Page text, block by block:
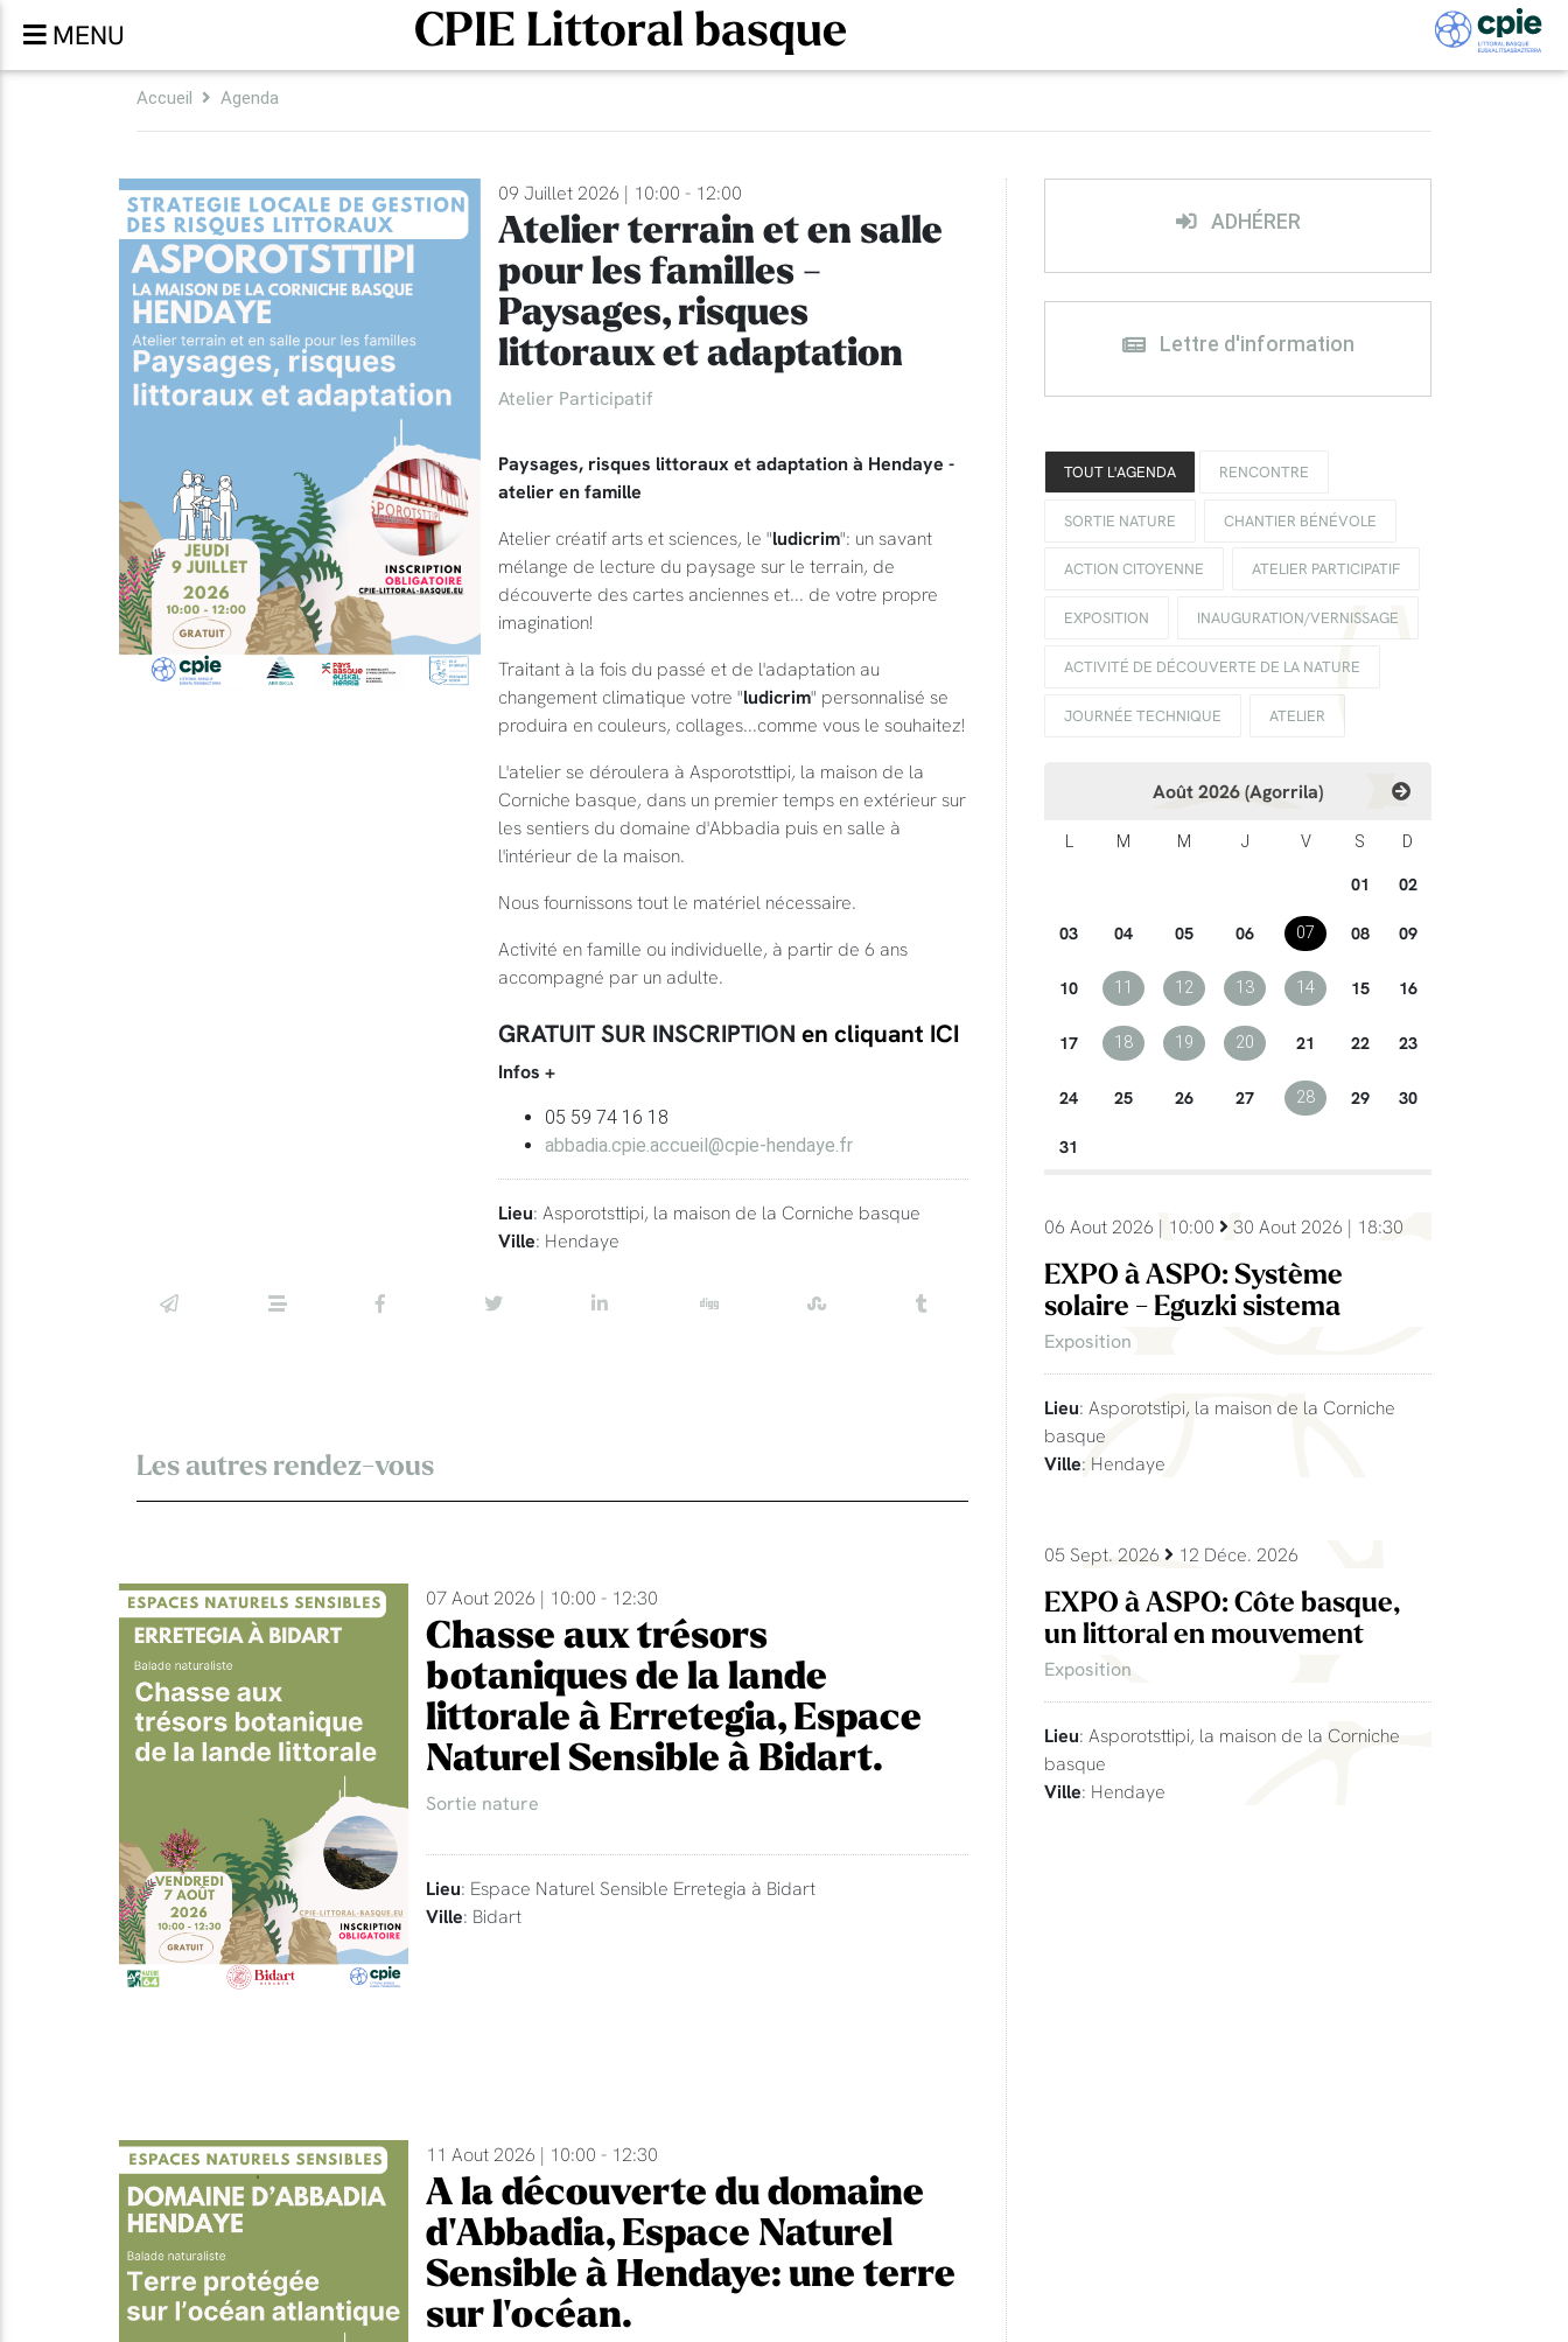
MENU CPIE Littoral basque
Accueil Agenda
09 Juillet 2026 | 10:00 - 12:00
Atelier terrain et en salle
pour les familles -
Paysages, risques
littoraux et adaptation
Atelier Participatif
Paysages, risques littoraux et adaptation à Hendaye -
atelier en famille
Atelier créatif arts et sciences, le "ludicrim": un savant
mélange de lecture du paysage sur le terrain, de
découverte des cartes anciennes et... de votre propre
imagination!
Traitant à la fois du passé et de l'adaptation au
changement climatique votre "ludicrim" personnalisé se
produira en couleurs, collages...comme vous le souhaitez!
L'atelier se déroulera à Asporotsttipi, la maison de la
Corniche basque, dans un premier temps en extérieur sur
les sentiers du domaine d'Abbadia puis en salle à
l'intérieur de la maison.
Nous fournissons tout le matériel nécessaire.
Activité en famille ou individuelle, à partir de 6 ans
accompagné par un adulte.
GRATUIT SUR INSCRIPTION en cliquant ICI
Infos +
05 59 74 16 18
abbadia.cpie.accueil@cpie-hendaye.fr
Lieu: Asporotsttipi, la maison de la Corniche basque
Ville: Hendaye
Les autres rendez-vous
07 Aout 2026 | 10:00 - 12:30
Chasse aux trésors
botaniques de la lande
littorale à Erretegia, Espace
Naturel Sensible à Bidart.
Sortie nature
Lieu: Espace Naturel Sensible Erretegia à Bidart
Ville: Bidart
11 Aout 2026 | 10:00 - 12:30
A la découverte du domaine
d'Abbadia, Espace Naturel
Sensible à Hendaye: une terre
sur l'océan.
ADHÉRER
Lettre d'information
TOUT L'AGENDA RENCONTRE
SORTIE NATURE CHANTIER BÉNÉVOLE
ACTION CITOYENNE ATELIER PARTICIPATIF
EXPOSITION INAUGURATION/VERNISSAGE
ACTIVITÉ DE DÉCOUVERTE DE LA NATURE
JOURNÉE TECHNIQUE ATELIER
Août 2026 (Agorrila)
L M M J V S D
01 02
03 04 05 06 07 08 09
10 11 12 13 14 15 16
17 18 19 20 21 22 23
24 25 26 27 28 29 30
31
06 Aout 2026 | 10:00 30 Aout 2026 | 18:30
EXPO à ASPO: Système
solaire - Eguzki sistema
Exposition
Lieu: Asporotstipi, la maison de la Corniche
basque
Ville: Hendaye
05 Sept. 2026 12 Déce. 2026
EXPO à ASPO: Côte basque,
un littoral en mouvement
Exposition
Lieu: Asporotsttipi, la maison de la Corniche
basque
Ville: Hendaye